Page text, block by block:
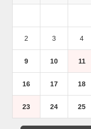
2 3 4
9 10 11
16 17 18
23 24 25